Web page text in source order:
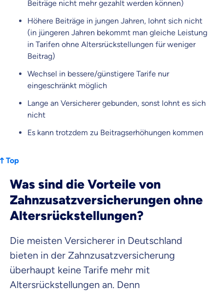
Beiträge nicht mehr gezahlt werden können)
Höhere Beiträge in jungen Jahren, lohnt sich nicht
(in jüngeren Jahren bekommt man gleiche Leistung
in Tarifen ohne Altersrückstellungen für weniger
Beitrag)
Wechsel in bessere/günstigere Tarife nur
eingeschränkt möglich
Lange an Versicherer gebunden, sonst lohnt es sich
nicht
Es kann trotzdem zu Beitragserhöhungen kommen
Top
Was sind die Vorteile von
Zahnzusatzversicherungen ohne
Altersrückstellungen?
Die meisten Versicherer in Deutschland
bieten in der Zahnzusatzversicherung
überhaupt keine Tarife mehr mit
Altersrückstellungen an. Denn